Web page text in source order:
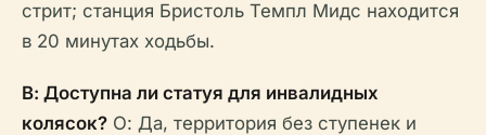
стрит; станция Бристоль Темпл Мидс находится
в 20 минутах ходьбы.
В: Доступна ли статуя для инвалидных
колясок? О: Да, территория без ступенек и